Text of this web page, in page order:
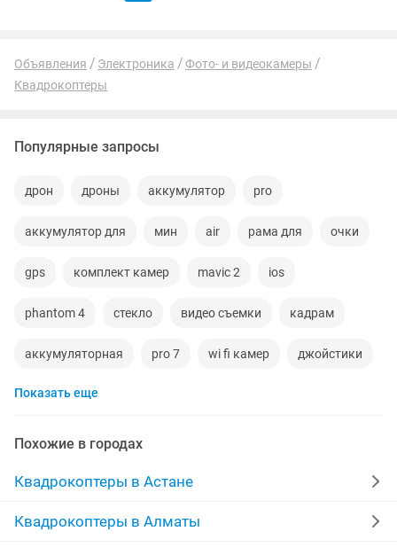
Объявления Электроника
Фото- и видеокамеры
Квадрокоптеры
Популярные запросы
дрон дроны аккумулятор pro
аккумулятор для мин air рама для очки
gps комплект камер mavic 2 ios
phantom 4 стекло видео съемки кадрам
аккумуляторная pro 7 wi fi камер джойстики
фото видеосъемка
сенсор мобильные телефон
зарядное устройство аккумуляторов
Показать еще
Похожие в городах
Квадрокоптеры в Астане
Квадрокоптеры в Алматы